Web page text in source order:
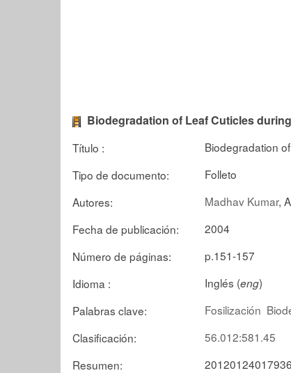
Biodegradation of Leaf Cuticles
Título :
Biodegradation
Tipo de documento:
Folleto
Autores:
Madhav Kumar,
Fecha de publicación:
2004
Número de páginas:
p.151-157
Idioma :
Inglés (eng)
Palabras clave:
Fosilización
Clasificación:
56.012:581.45
Resumen:
20120124017936